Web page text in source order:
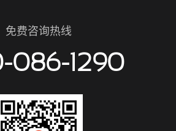
免费咨询热线
086-1290